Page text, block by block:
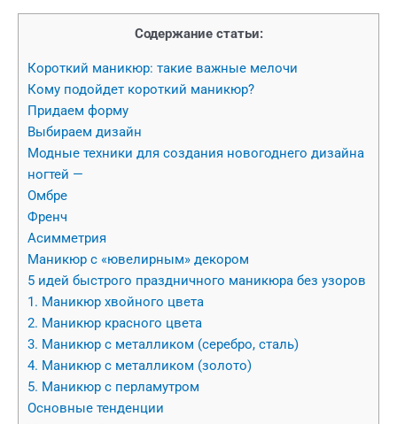
Содержание статьи:
Короткий маникюр: такие важные мелочи
Кому подойдет короткий маникюр?
Придаем форму
Выбираем дизайн
Модные техники для создания новогоднего дизайна
ногтей —
Омбре
Френч
Асимметрия
Маникюр с «ювелирным» декором
5 идей быстрого праздничного маникюра без узоров
1. Маникюр хвойного цвета
2. Маникюр красного цвета
3. Маникюр с металликом (серебро, сталь)
4. Маникюр с металликом (золото)
5. Маникюр с перламутром
Основные тенденции